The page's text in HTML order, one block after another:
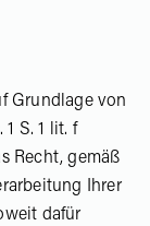
Grundlage von
S. 1 lit. f
Recht, gemäß
Ihrer
dafür